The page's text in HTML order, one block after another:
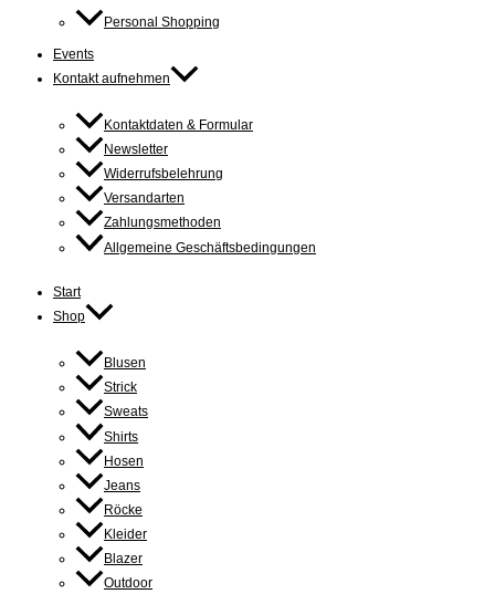
Personal Shopping
Events
Kontakt aufnehmen
Kontaktdaten & Formular
Newsletter
Widerrufsbelehrung
Versandarten
Zahlungsmethoden
Allgemeine Geschäftsbedingungen
Start
Shop
Blusen
Strick
Sweats
Shirts
Hosen
Jeans
Röcke
Kleider
Blazer
Outdoor